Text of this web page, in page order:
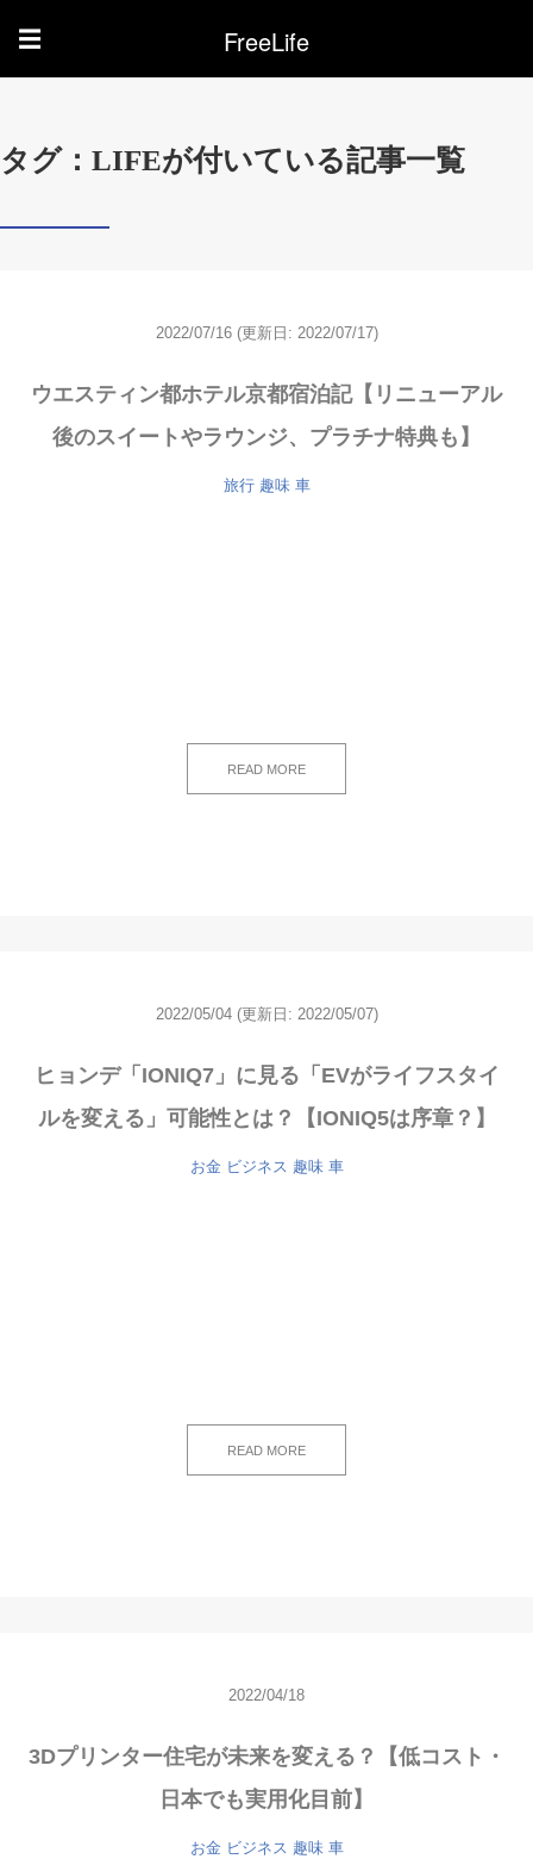
☰ FreeLife
タグ：LIFEが付いている記事一覧
2022/07/16 (更新日: 2022/07/17)
ウエスティン都ホテル京都宿泊記【リニューアル
後のスイートやラウンジ、プラチナ特典も】
旅行 趣味 車
READ MORE
2022/05/04 (更新日: 2022/05/07)
ヒョンデ「IONIQ7」に見る「EVがライフスタイ
ルを変える」可能性とは？【IONIQ5は序章？】
お金 ビジネス 趣味 車
READ MORE
2022/04/18
3Dプリンター住宅が未来を変える？【低コスト・
日本でも実用化目前】
お金 ビジネス 趣味 車